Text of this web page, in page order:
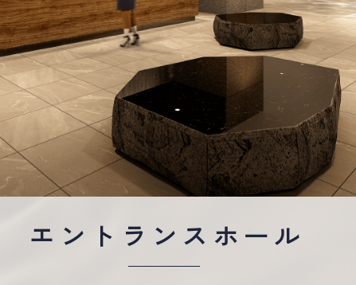
エントランスホール